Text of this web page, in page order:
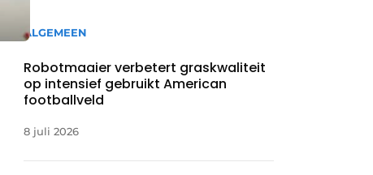
ALGEMEEN
Robotmaaier verbetert graskwaliteit
op intensief gebruikt American
footballveld
8 juli 2026